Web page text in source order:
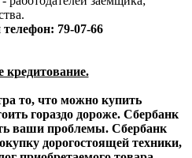
79-07-66
кредитование.
то, что можно купить
гораздо дороже. Сбербанк
ваши проблемы. Сбербанк
дорогостоящей техники,